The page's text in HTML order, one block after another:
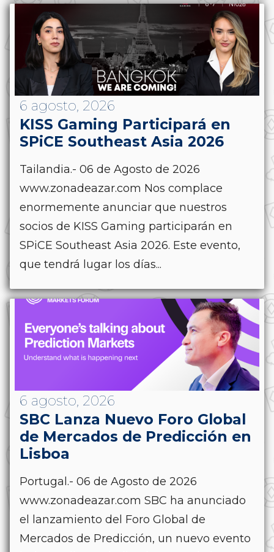
6 agosto, 2026
KISS Gaming Participará en
SPiCE Southeast Asia 2026
Tailandia.- 06 de Agosto de 2026
www.zonadeazar.com Nos complace
enormemente anunciar que nuestros
socios de KISS Gaming participarán en
SPiCE Southeast Asia 2026. Este evento,
que tendrá lugar los días...
6 agosto, 2026
SBC Lanza Nuevo Foro Global
de Mercados de Predicción en
Lisboa
Portugal.- 06 de Agosto de 2026
www.zonadeazar.com SBC ha anunciado
el lanzamiento del Foro Global de
Mercados de Predicción, un nuevo evento